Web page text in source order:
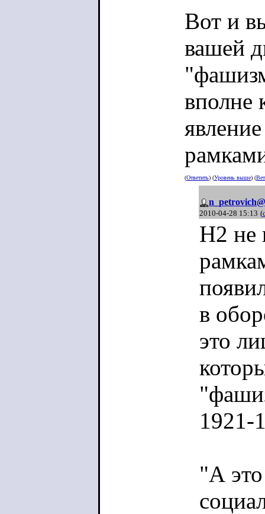
Вот и
вашей
вполне
(Ответить) (Уровень выше) (
2010-04-28 15:13 (
Н2 не
в
это
1921-
"А